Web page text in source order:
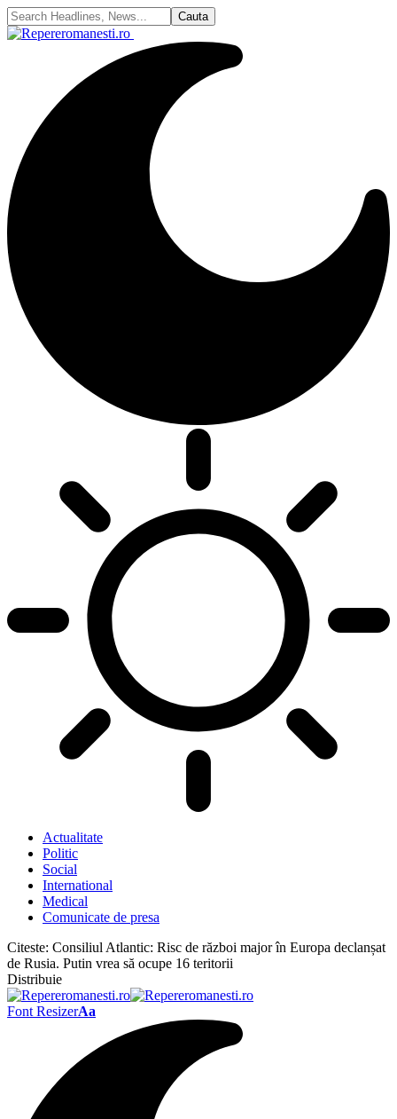
Actualitate
Politic
Social
International
Medical
Comunicate de presa
Citeste: Consiliul Atlantic: Risc de război major în Europa declanșat
de Rusia. Putin vrea să ocupe 16 teritorii
Distribuie
Font ResizerAa